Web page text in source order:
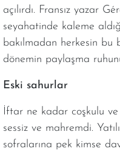
açılırdı. Fransız yazar
seyahatinde kaleme
bakılmadan herkesin
dönemin paylaşma
Eski sahurlar
İftar ne kadar coşkulu
sessiz ve mahremdi.
sofralarına pek kimse